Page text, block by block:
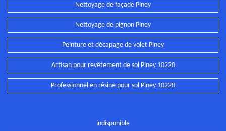
Nettoyage de façade Piney
Nettoyage de pignon Piney
Peinture et décapage de volet Piney
Artisan pour revêtement de sol Piney 10220
Professionnel en résine pour sol Piney 10220
indisponible